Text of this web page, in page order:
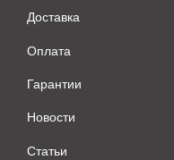
Доставка
Оплата
Гарантии
Новости
Статьи